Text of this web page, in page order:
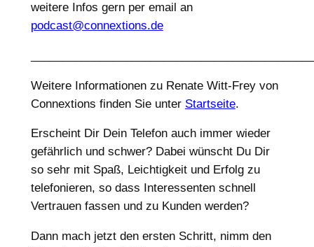
weitere Infos gern per email an
podcast@connextions.de
Weitere Informationen zu Renate Witt-Frey von
Connextions finden Sie unter Startseite.
Erscheint Dir Dein Telefon auch immer wieder
gefährlich und schwer? Dabei wünscht Du Dir
so sehr mit Spaß, Leichtigkeit und Erfolg zu
telefonieren, so dass Interessenten schnell
Vertrauen fassen und zu Kunden werden?
Dann mach jetzt den ersten Schritt, nimm den